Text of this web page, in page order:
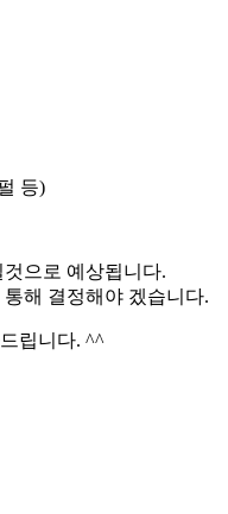
등)
으로 예상됩니다.
해 결정해야 겠습니다.
립니다. ^^